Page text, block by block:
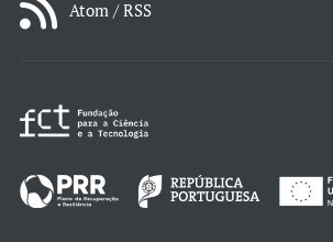
Atom / RSS